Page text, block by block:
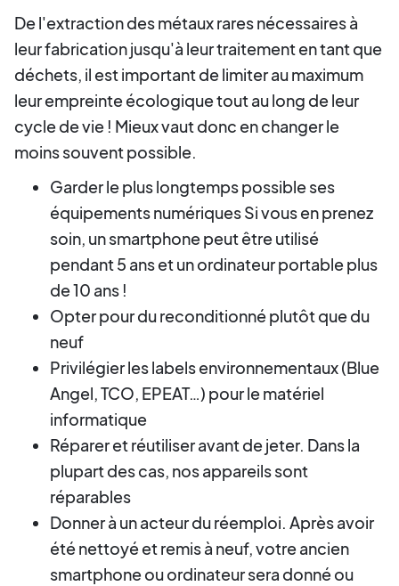
De l'extraction des métaux rares nécessaires à
leur fabrication jusqu'à leur traitement en tant que
déchets, il est important de limiter au maximum
leur empreinte écologique tout au long de leur
cycle de vie ! Mieux vaut donc en changer le
moins souvent possible.
Garder le plus longtemps possible ses
équipements numériques Si vous en prenez
soin, un smartphone peut être utilisé
pendant 5 ans et un ordinateur portable plus
de 10 ans !
Opter pour du reconditionné plutôt que du
neuf
Privilégier les labels environnementaux (Blue
Angel, TCO, EPEAT…) pour le matériel
informatique
Réparer et réutiliser avant de jeter. Dans la
plupart des cas, nos appareils sont
réparables
Donner à un acteur du réemploi. Après avoir
été nettoyé et remis à neuf, votre ancien
smartphone ou ordinateur sera donné ou